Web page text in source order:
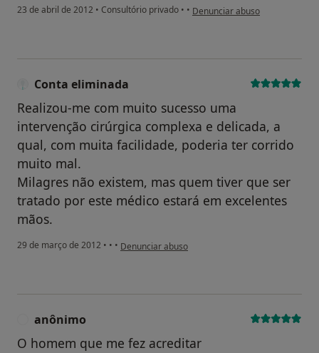
23 de abril de 2012 • Consultório privado • • na opinião do utilizador usuário
Denunciar abuso
Conta eliminada
Realizou-me com muito sucesso uma
intervenção cirúrgica complexa e delicada, a
qual, com muita facilidade, poderia ter corrido
muito mal.
Milagres não existem, mas quem tiver que ser
tratado por este médico estará em excelentes
mãos.
29 de março de 2012 • • • na opinião do utilizador Conta eliminada
Denunciar abuso
anônimo
O homem que me fez acreditar